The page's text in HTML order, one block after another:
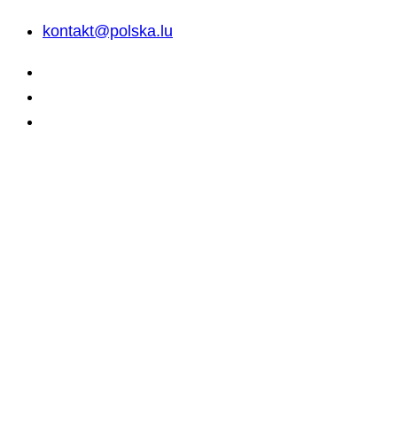
kontakt@polska.lu